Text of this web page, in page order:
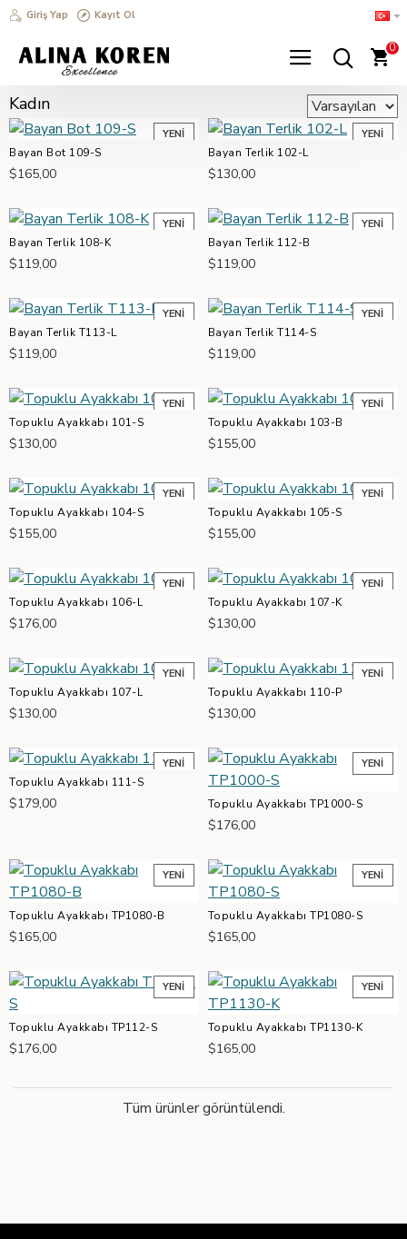
Giriş Yap Kayıt Ol
0
Kadın
YENI
Bayan Bot 109-S
$165,00
YENI
Bayan Terlik 102-L
$130,00
YENI
Bayan Terlik 108-K
$119,00
YENI
Bayan Terlik 112-B
$119,00
YENI
Bayan Terlik T113-L
$119,00
YENI
Bayan Terlik T114-S
$119,00
YENI
Topuklu Ayakkabı 101-S
$130,00
YENI
Topuklu Ayakkabı 103-B
$155,00
YENI
Topuklu Ayakkabı 104-S
$155,00
YENI
Topuklu Ayakkabı 105-S
$155,00
YENI
Topuklu Ayakkabı 106-L
$176,00
YENI
Topuklu Ayakkabı 107-K
$130,00
YENI
Topuklu Ayakkabı 107-L
$130,00
YENI
Topuklu Ayakkabı 110-P
$130,00
YENI
Topuklu Ayakkabı 111-S
$179,00
YENI
Topuklu Ayakkabı TP1000-S
$176,00
YENI
Topuklu Ayakkabı TP1080-B
$165,00
YENI
Topuklu Ayakkabı TP1080-S
$165,00
YENI
Topuklu Ayakkabı TP112-S
$176,00
YENI
Topuklu Ayakkabı TP1130-K
$165,00
Tüm ürünler görüntülendi.